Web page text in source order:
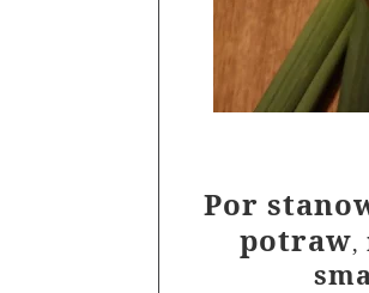
Por
potraw,